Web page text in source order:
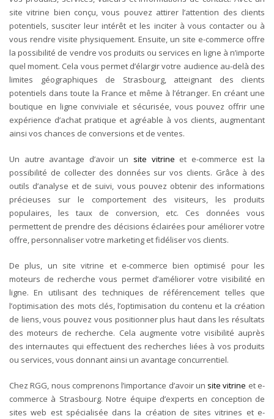
site vitrine bien conçu, vous pouvez attirer l’attention des clients
potentiels, susciter leur intérêt et les inciter à vous contacter ou à
vous rendre visite physiquement. Ensuite, un site e-commerce offre
la possibilité de vendre vos produits ou services en ligne à n’importe
quel moment. Cela vous permet d’élargir votre audience au-delà des
limites géographiques de Strasbourg, atteignant des clients
potentiels dans toute la France et même à l’étranger. En créant une
boutique en ligne conviviale et sécurisée, vous pouvez offrir une
expérience d’achat pratique et agréable à vos clients, augmentant
ainsi vos chances de conversions et de ventes.
Un autre avantage d’avoir un site vitrine et e-commerce est la
possibilité de collecter des données sur vos clients. Grâce à des
outils d’analyse et de suivi, vous pouvez obtenir des informations
précieuses sur le comportement des visiteurs, les produits
populaires, les taux de conversion, etc. Ces données vous
permettent de prendre des décisions éclairées pour améliorer votre
offre, personnaliser votre marketing et fidéliser vos clients.
De plus, un site vitrine et e-commerce bien optimisé pour les
moteurs de recherche vous permet d’améliorer votre visibilité en
ligne. En utilisant des techniques de référencement telles que
l’optimisation des mots clés, l’optimisation du contenu et la création
de liens, vous pouvez vous positionner plus haut dans les résultats
des moteurs de recherche. Cela augmente votre visibilité auprès
des internautes qui effectuent des recherches liées à vos produits
ou services, vous donnant ainsi un avantage concurrentiel.
Chez RGG, nous comprenons l’importance d’avoir un site vitrine et e-
commerce à Strasbourg. Notre équipe d’experts en conception de
sites web est spécialisée dans la création de sites vitrines et e-